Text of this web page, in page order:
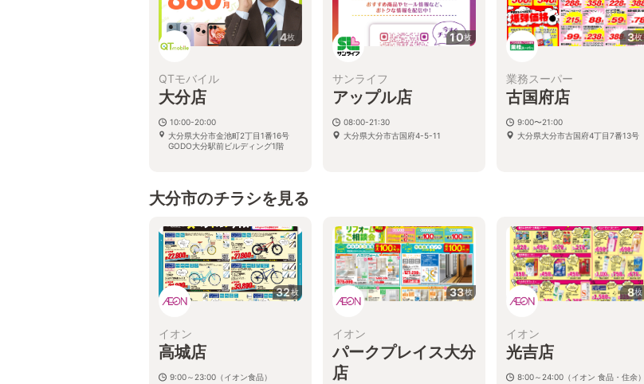
4枚
QTモバイル
大分店
10:00-20:00
大分県大分市金池町2丁目1番16号
GODO大分駅前ビルディング1階
10枚
サンライフ
アップル店
08:00-21:30
大分県大分市古国府4-5-11
3枚
業務スーパー
古国府店
9:00〜21:00
大分県大分市古国府4丁目7番13号
大分市のチラシを見る
32枚
イオン
高城店
9:00～23:00（イオン食品）
33枚
イオン
パークプレイス大分
店
8枚
イオン
光吉店
8:00～24:00（イオン 食品・住余）